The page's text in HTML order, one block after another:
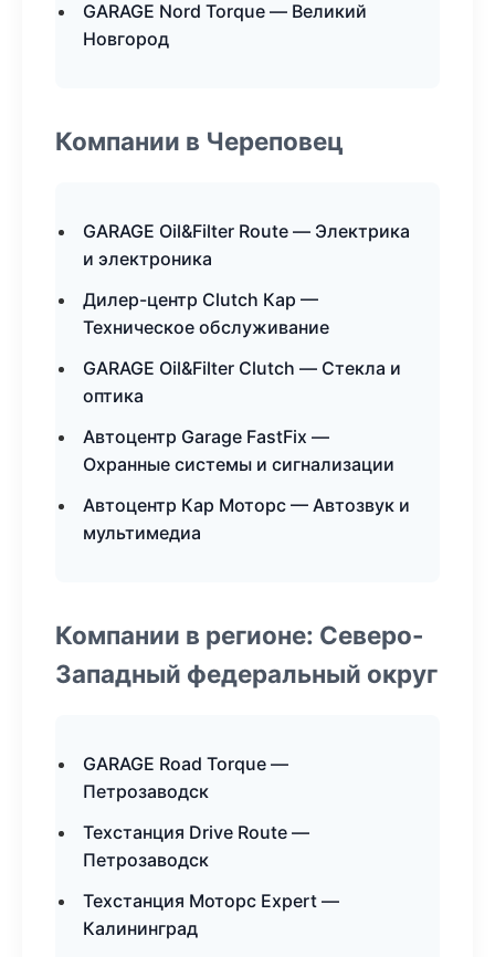
GARAGE Nord Torque — Великий
Новгород
Компании в Череповец
GARAGE Oil&Filter Route — Электрика
и электроника
Дилер-центр Clutch Кар —
Техническое обслуживание
GARAGE Oil&Filter Clutch — Стекла и
оптика
Автоцентр Garage FastFix —
Охранные системы и сигнализации
Автоцентр Кар Моторс — Автозвук и
мультимедиа
Компании в регионе: Северо-
Западный федеральный округ
GARAGE Road Torque —
Петрозаводск
Техстанция Drive Route —
Петрозаводск
Техстанция Моторс Expert —
Калининград